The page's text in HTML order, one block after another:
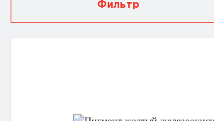
Фильтр